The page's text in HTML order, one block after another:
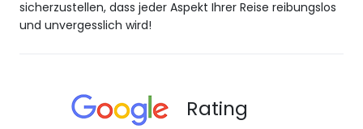
sicherzustellen, dass jeder Aspekt Ihrer Reise reibungslos
und unvergesslich wird!
Rating